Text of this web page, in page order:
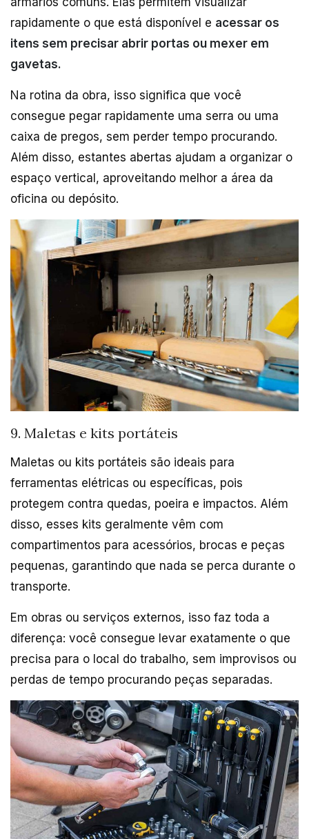
rapidamente o que está disponível e acessar os
itens sem precisar abrir portas ou mexer em
gavetas.
Na rotina da obra, isso significa que você
consegue pegar rapidamente uma serra ou uma
caixa de pregos, sem perder tempo procurando.
Além disso, estantes abertas ajudam a organizar o
espaço vertical, aproveitando melhor a área da
oficina ou depósito.
9. Maletas e kits portáteis
Maletas ou kits portáteis são ideais para
ferramentas elétricas ou específicas, pois
protegem contra quedas, poeira e impactos. Além
disso, esses kits geralmente vêm com
compartimentos para acessórios, brocas e peças
pequenas, garantindo que nada se perca durante o
transporte.
Em obras ou serviços externos, isso faz toda a
diferença: você consegue levar exatamente o que
precisa para o local do trabalho, sem improvisos ou
perdas de tempo procurando peças separadas.